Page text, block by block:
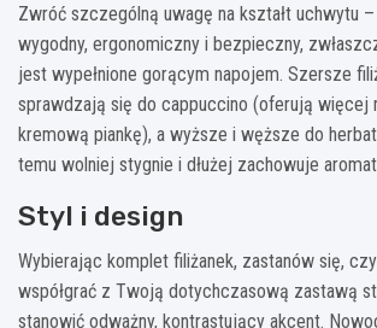
Zwróć szczególną uwagę na kształt uchwytu
wygodny, ergonomiczny i bezpieczny,
jest wypełnione gorącym napojem. Szersze
sprawdzają się do cappuccino (oferują więcej
kremową piankę), a wyższe i węższe do
temu wolniej stygnie i dłużej zachowuje
Styl i design
Wybierając komplet filiżanek, zastanów się,
współgrać z Twoją dotychczasową zastawą
stanowić odważny, kontrastujący akcent.